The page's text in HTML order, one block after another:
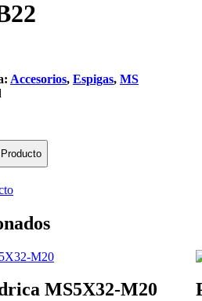
Accesorios, Espigas, MS
MS5X32-M20